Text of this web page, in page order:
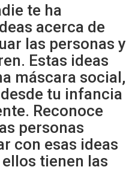
te ha
acerca de
las personas y
Estas ideas
máscara social,
tu infancia
Reconoce
personas
con esas ideas
tienen las